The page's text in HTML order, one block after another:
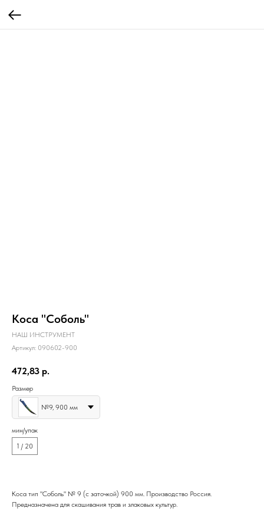
Коса "Соболь"
НАШ ИНСТРУМЕНТ
Артикул: 090602-900
472,83 р.
Размер
№9, 900 мм
мин/упак
1 / 20
Коса тип "Соболь" № 9 (с заточкой) 900 мм. Производство Россия.
Предназначена для скашивания трав и злаковых культур.